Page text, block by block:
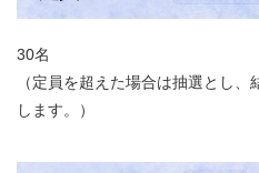
30名
（定員を超えた場合は抽選とし
します。）